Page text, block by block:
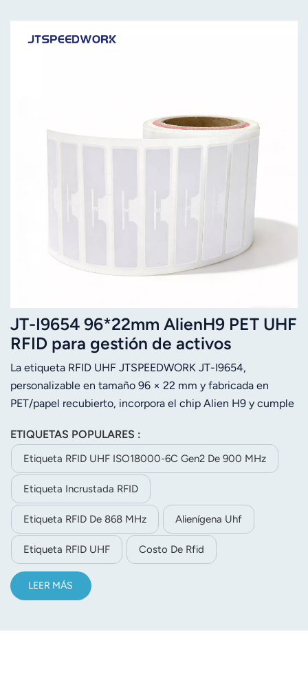
JT-I9654 96*22mm AlienH9 PET UHF
RFID para gestión de activos
La etiqueta RFID UHF JTSPEEDWORK JT-I9654,
personalizable en tamaño 96 × 22 mm y fabricada en
PET/papel recubierto, incorpora el chip Alien H9 y cumple
860-960 MHz con un alcance de lectura máximo de 20 m.
Cuenta con memoria EPC de 96 bits y memoria de usuario
de 512 bits, admite 100 000 reescrituras y más de 10 años
de almacenamiento de datos. Se instala mediante
adhesivo, lo que la hace ideal para la gestión de activos,
prendas de vestir, logística y equipaje en aeropuertos.
ETIQUETAS POPULARES :
Etiqueta RFID UHF ISO18000-6C Gen2 De 900 MHz
Etiqueta Incrustada RFID
Etiqueta RFID De 868 MHz Alienígena Uhf
Etiqueta RFID UHF Costo De Rfid
LEER MÁS